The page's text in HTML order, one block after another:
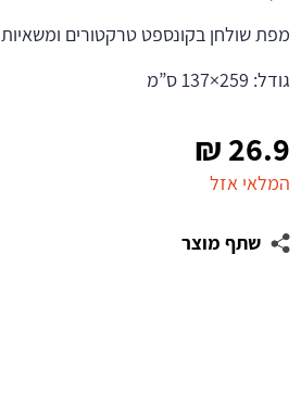
26.9
₪
המלאי אזל
שתף מוצר
מפת שולחן בקונספט טרקטורים ומשאיות
גודל: 259×137 ס”מ